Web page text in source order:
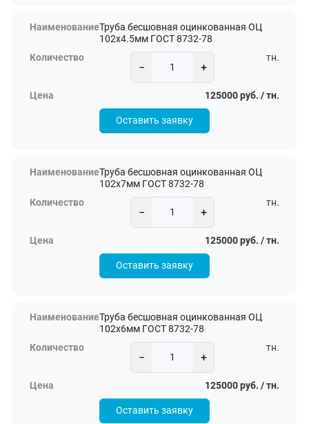
Труба бесшовная оцинкованная ОЦ
102х4.5мм ГОСТ 8732-78
− +
тн.
125000 руб. / тн.
Оставить заявку
Труба бесшовная оцинкованная ОЦ
102х7мм ГОСТ 8732-78
− +
тн.
125000 руб. / тн.
Оставить заявку
Труба бесшовная оцинкованная ОЦ
102х6мм ГОСТ 8732-78
− +
тн.
125000 руб. / тн.
Оставить заявку